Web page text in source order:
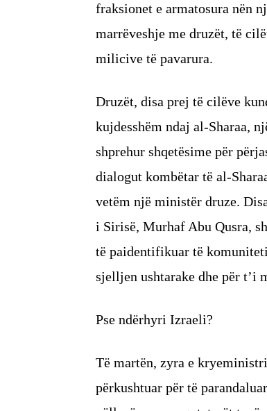
fraksionet e armatosura nën
marrëveshje me druzët, të
milicive të pavarura.
Druzët, disa prej të cilëve
kujdesshëm ndaj al-Sharaa,
shprehur shqetësime për
dialogut kombëtar të al-
vetëm një ministër druze.
i Sirisë, Murhaf Abu Qusra,
të paidentifikuar të
sjelljen ushtarake dhe për t’i
Pse ndërhyri Izraeli?
Të martën, zyra e
përkushtuar për të